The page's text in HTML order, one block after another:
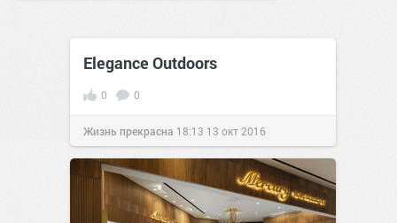
Elegance Outdoors
0 0
Жизнь прекрасна 18:13 13 окт 2016